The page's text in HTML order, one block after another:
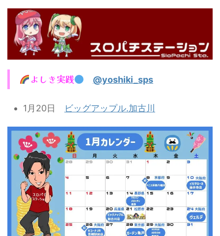
よしき実践 @yoshiki_sps
1月20日 ビッグアップル.加古川